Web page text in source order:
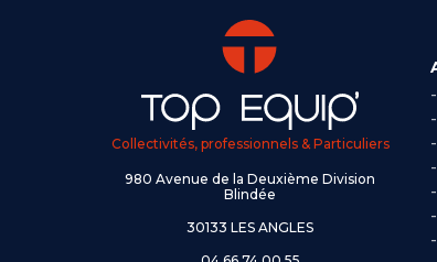
Collectivités, professionnels & Particuliers
980 Avenue de la Deuxième Division
Blindée
30133 LES ANGLES
-
-